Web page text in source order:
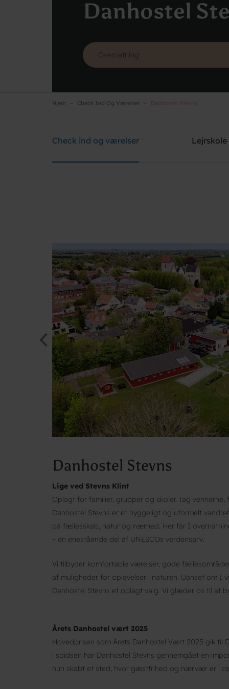
Danhostel
Danhostel Stevns
Hjem Check Ind Og Værelser
Check ind og værelser Lejrskole
Danhostel Stevns
Lige ved Stevns Klint
Oplagt for familier, grupper og skoler. Tag
Danhostel Stevns er et hyggeligt og uformelt
på fællesskab, natur og nærhed. Her får I
– en enestående del af UNESCOs verdensarv.
Vi tilbyder komfortable værelser, gode
af muligheder for oplevelser i naturen. Uanset om I
Danhostel Stevns et oplagt valg. Vi glæder os til at
Årets Danhostel vært 2025
Hovedprisen som Årets Danhostel Vært 2025 gik til
i spidsen har Danhostel Stevns gennemgået en
hun skabt et sted, hvor gæstfrihed og nærvær er i